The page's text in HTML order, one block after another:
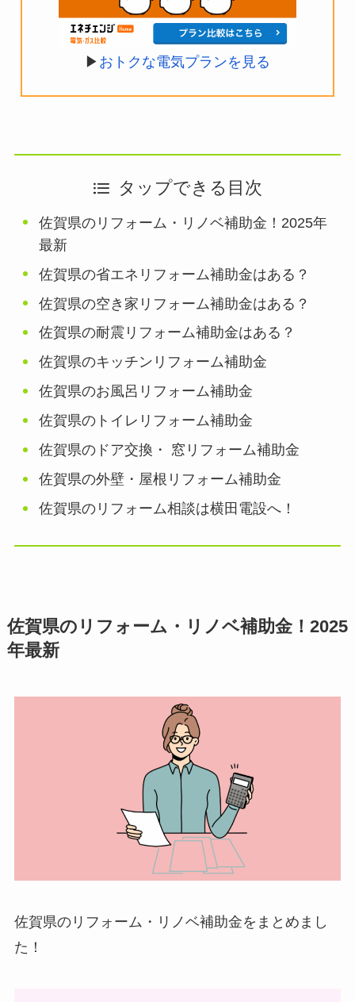
▶︎ おトクな電気プランを見る
タップできる目次
佐賀県のリフォーム・リノベ補助金！2025年
最新
佐賀県の省エネリフォーム補助金はある？
佐賀県の空き家リフォーム補助金はある？
佐賀県の耐震リフォーム補助金はある？
佐賀県のキッチンリフォーム補助金
佐賀県のお風呂リフォーム補助金
佐賀県のトイレリフォーム補助金
佐賀県のドア交換・ 窓リフォーム補助金
佐賀県の外壁・屋根リフォーム補助金
佐賀県のリフォーム相談は横田電設へ！
佐賀県のリフォーム・リノベ補助金！2025
年最新
佐賀県のリフォーム・リノベ補助金をまとめまし
た！